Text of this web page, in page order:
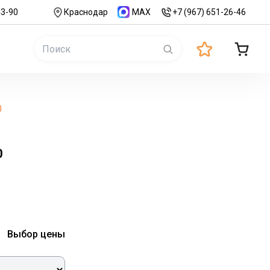
90 Краснодар MAX +7 (967) 651-26-46
Выбор цены